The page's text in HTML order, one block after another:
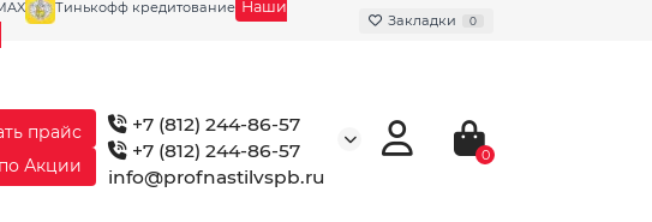
Тинькофф кредитование Наши
Закладки 0
прайс
Акции
+7 (812) 244-86-57
+7 (812) 244-86-57
info@profnastilvspb.ru
0